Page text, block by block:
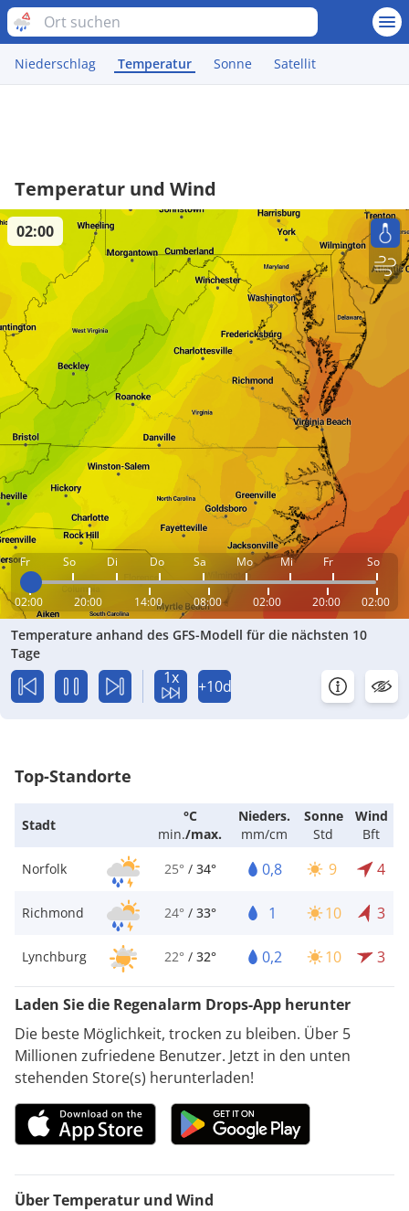
Niederschlag Temperatur Sonne Satellit
Temperatur und Wind
Fr So Di Do Sa Mo Mi Fr So
02:00 20:00 14:00 08:00 02:00 20:00 02:00
02:00
Temperature anhand des GFS-Modell für die nächsten 10
Tage
1x +10d
Top-Standorte
Stadt
°C
min./max.
Nieders.
mm/cm
Sonne
Std
Wind
Bft
Norfolk
25° / 34° 0,8 9 4
Richmond 24° / 33° 1 10 3
Lynchburg 22° / 32° 0,2 10 3
Laden Sie die Regenalarm Drops-App herunter
Die beste Möglichkeit, trocken zu bleiben. Über 5
Millionen zufriedene Benutzer. Jetzt in den unten
stehenden Store(s) herunterladen!
Über Temperatur und Wind